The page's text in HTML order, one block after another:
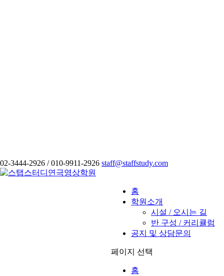
02-3444-2926 / 010-9911-2926 staff@staffstudy.com
홈
학원소개
시설 / 오시는 길
반 구성 / 커리큘럼
공지 및 상담문의
페이지 선택
홈